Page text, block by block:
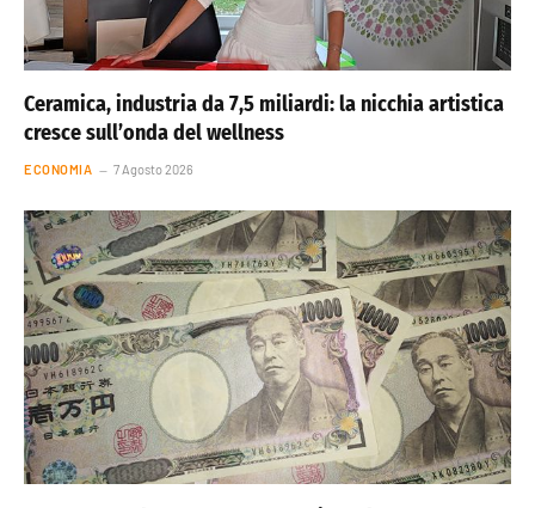
Ceramica, industria da 7,5 miliardi: la nicchia artistica
cresce sull’onda del wellness
ECONOMIA 7 Agosto 2026